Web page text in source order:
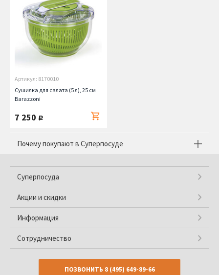
Артикул: 8170010
Сушилка для салата (5 л), 25 см
Barazzoni
7 250 руб.
Почему покупают в Суперпосуде
Суперпосуда
Акции и скидки
Информация
Сотрудничество
ПОЗВОНИТЬ 8 (495) 649-89-66